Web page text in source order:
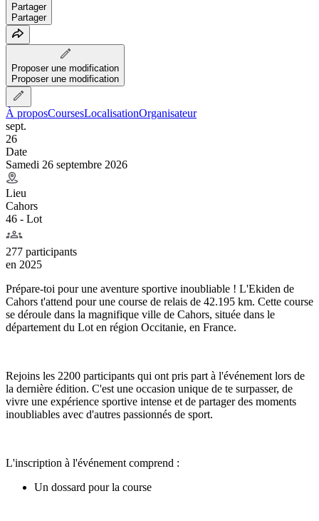
Partager
Partager
Proposer une modification
Proposer une modification
À proposCoursesLocalisationOrganisateur
sept.
26
Date
Samedi 26 septembre 2026
Lieu
Cahors
46 - Lot
277 participants
en 2025
Prépare-toi pour une aventure sportive inoubliable ! L'Ekiden de
Cahors t'attend pour une course de relais de 42.195 km. Cette course
se déroule dans la magnifique ville de Cahors, située dans le
département du Lot en région Occitanie, en France.
Rejoins les 2200 participants qui ont pris part à l'événement lors de
la dernière édition. C'est une occasion unique de te surpasser, de
vivre une expérience sportive intense et de partager des moments
inoubliables avec d'autres passionnés de sport.
L'inscription à l'événement comprend :
Un dossard pour la course